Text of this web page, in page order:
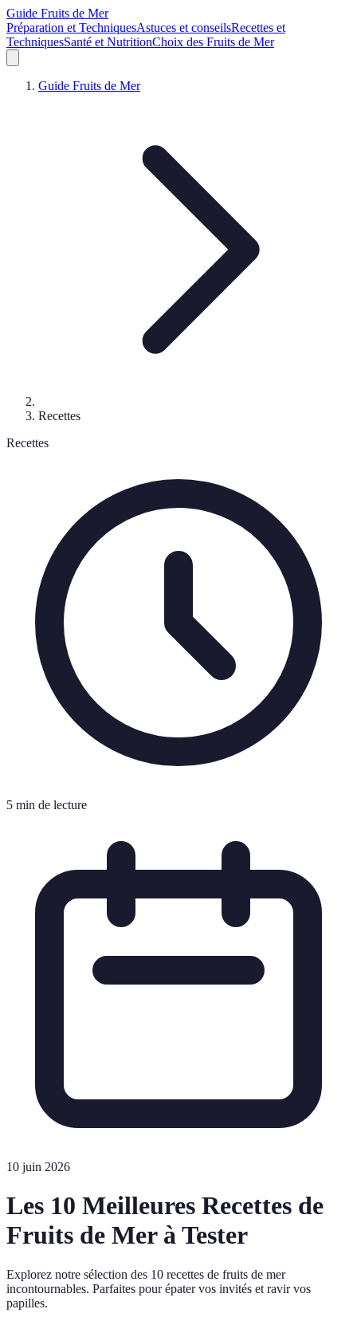
Guide Fruits de Mer
Préparation et TechniquesAstuces et conseilsRecettes et
TechniquesSanté et NutritionChoix des Fruits de Mer
Guide Fruits de Mer
Recettes
Recettes
5 min de lecture
10 juin 2026
Les 10 Meilleures Recettes de
Fruits de Mer à Tester
Explorez notre sélection des 10 recettes de fruits de mer
incontournables. Parfaites pour épater vos invités et ravir vos
papilles.